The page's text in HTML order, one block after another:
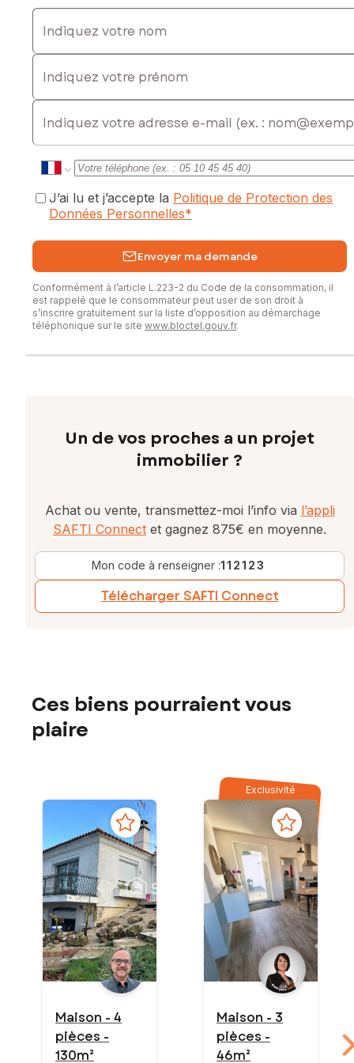
Indiquez votre nom
Indiquez votre prénom
E-mail
J’ai lu et j’accepte la Politique de Protection des
Données Personnelles*
Envoyer ma demande
Conformément à l’article L.223-2 du Code de la consommation, il
est rappelé que le consommateur peut user de son droit à
s’inscrire gratuitement sur la liste d’opposition au démarchage
téléphonique sur le site www.bloctel.gouv.fr.
Un de vos proches a un projet
immobilier ?
Achat ou vente, transmettez-moi l’info via l’appli
SAFTI Connect et gagnez 875€ en moyenne.
Mon code à renseigner :112123
Télécharger SAFTI Connect
Ces biens pourraient vous
plaire
Maison - 4
pièces -
130m²
Exclusivité
Maison - 3
pièces -
46m²